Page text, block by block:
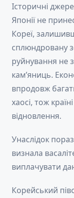
Історичні
Японії не
Кореї,
сплюндровану
руйнування не
кам’яниць.
впродовж
хаосі, тож
відновлення.
Унаслідок
визнала
виплачувати
Корейський